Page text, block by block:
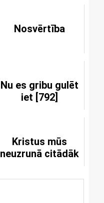
Nosvērtība
Nu es gribu gulēt
iet [792]
Kristus mūs
neuzrunā citādāk